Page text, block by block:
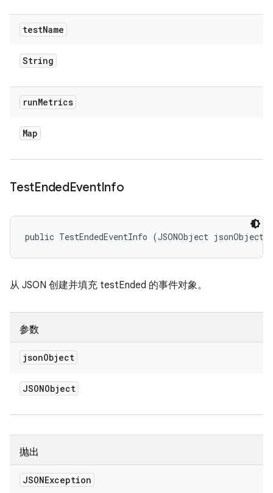
testName
String
runMetrics
Map
TestEndedEventInfo
public TestEndedEventInfo (JSONObject jsonObject)
从 JSON 创建并填充 testEnded 的事件对象。
参数
jsonObject
JSONObject
抛出
JSONException